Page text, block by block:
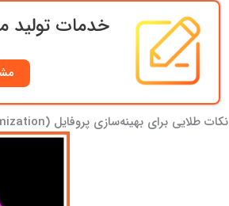
خدمات تولید
نکات طلایی برای بهینه‌سازی پروفایل (Optimization)